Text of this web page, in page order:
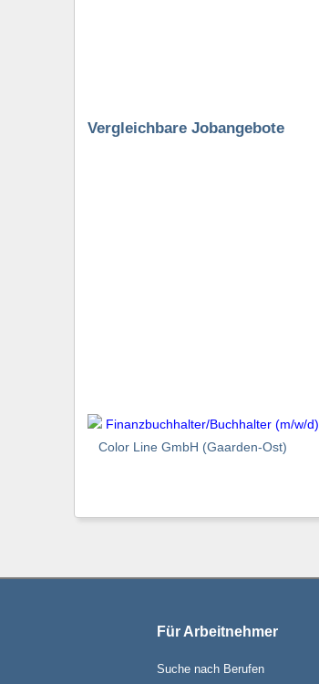
Vergleichbare Jobangebote
Finanzbuchhalter/Buchhalter (m/w/d)
Color Line GmbH (Gaarden-Ost)
Für Arbeitnehmer
Suche nach Berufen